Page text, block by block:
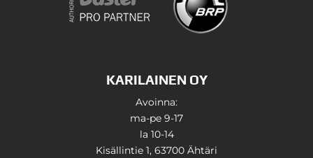
KARILAINEN OY
Avoinna:
ma-pe 9-17
la 10-14
Kisällintie 1, 63700 Ähtäri